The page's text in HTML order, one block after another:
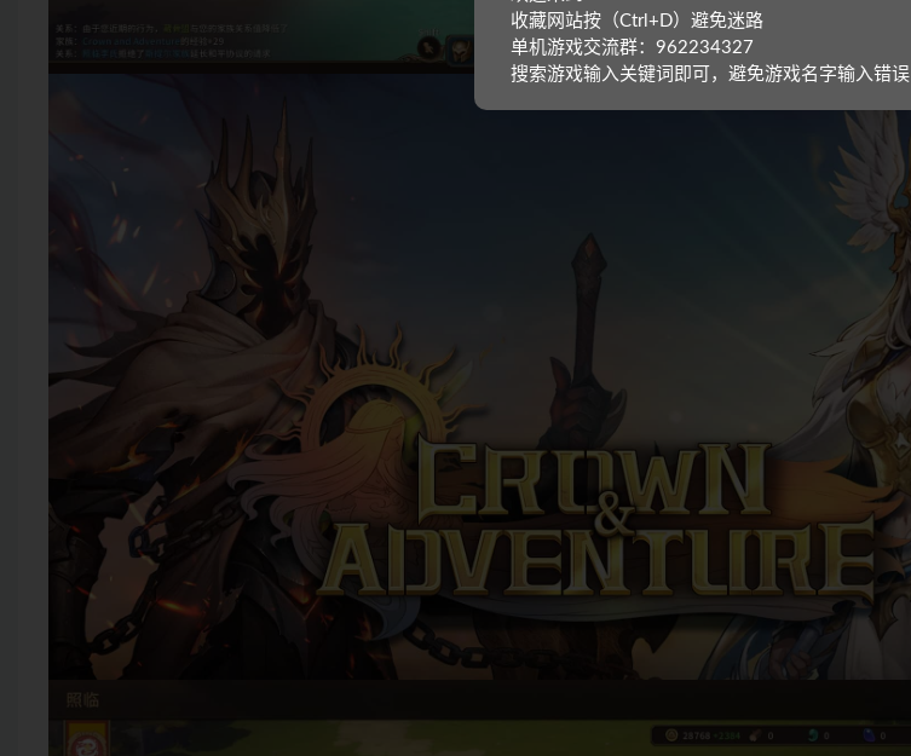
收藏网站按（Ctrl+D）避免迷路
单机游戏交流群：962234327
搜索游戏输入关键词即可，避免游戏名字输入错误